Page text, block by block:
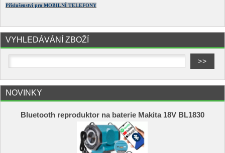
Příslušenství pro MOBILNÍ TELEFONY
VYHLEDÁVÁNÍ ZBOŽÍ
NOVINKY
Bluetooth reproduktor na baterie Makita 18V BL1830